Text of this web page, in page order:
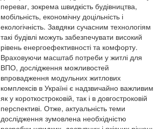
переваг, зокрема швидкість будівництва,
мобільність, економічну доцільність і
екологічність. Завдяки сучасним технологіям
такі будівлі можуть забезпечувати високий
рівень енергоефективності та комфорту.
Враховуючи масштаб потреби у житлі для
ВПО, дослідження можливостей
впровадження модульних житлових
комплексів в Україні є надзвичайно важливим
як у короткостроковій, так і в довгостроковій
перспективі. Отже, актуальність теми
дослідження зумовлена необхідністю